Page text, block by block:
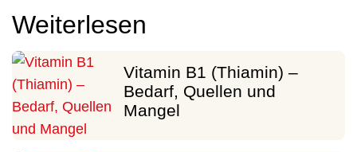
Weiterlesen
Vitamin B1 (Thiamin) –
Bedarf, Quellen und
Mangel